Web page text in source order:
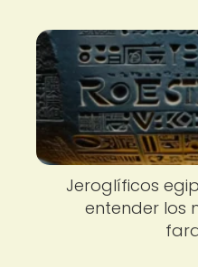
Jeroglíficos
entender los